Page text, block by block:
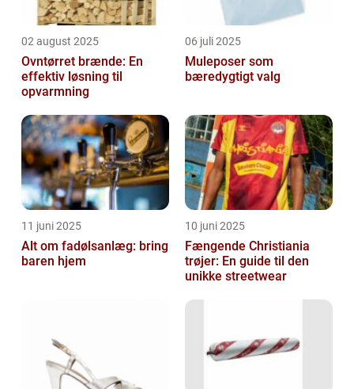
02 august 2025
Ovntørret brænde: En
effektiv løsning til
opvarmning
06 juli 2025
Muleposer som
bæredygtigt valg
11 juni 2025
Alt om fadølsanlæg: bring
baren hjem
10 juni 2025
Fængende Christiania
trøjer: En guide til den
unikke streetwear